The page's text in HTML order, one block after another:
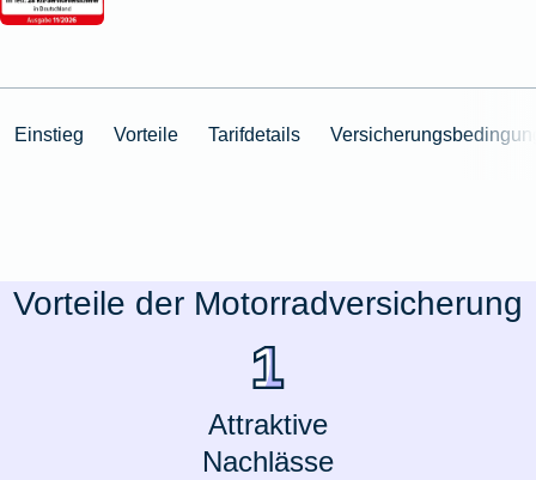
Einstieg Vorteile Tarifdetails
Vorteile der Motorradversicherung
Attraktive
Nachlässe